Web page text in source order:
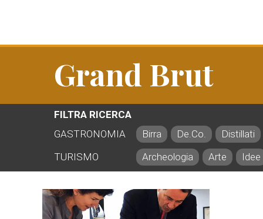
Grand Brut
FILTRA RICERCA
GASTRONOMIA
Birra De.Co.
Distillati
TURISMO
Archeologia Arte Idee